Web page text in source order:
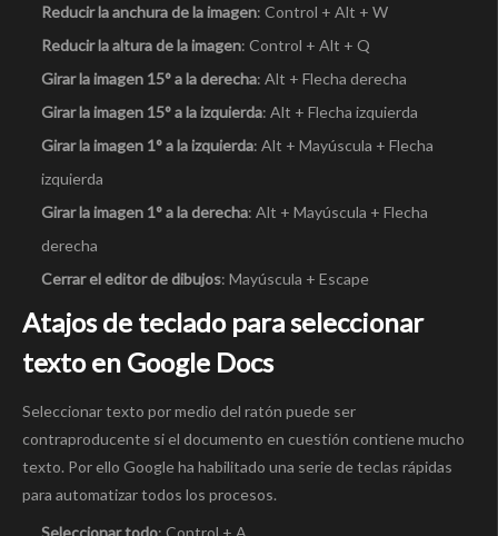
Reducir la anchura de la imagen: Control + Alt + W
Reducir la altura de la imagen: Control + Alt + Q
Girar la imagen 15° a la derecha: Alt + Flecha derecha
Girar la imagen 15° a la izquierda: Alt + Flecha izquierda
Girar la imagen 1° a la izquierda: Alt + Mayúscula + Flecha
izquierda
Girar la imagen 1° a la derecha: Alt + Mayúscula + Flecha
derecha
Cerrar el editor de dibujos: Mayúscula + Escape
Atajos de teclado para seleccionar
texto en Google Docs
Seleccionar texto por medio del ratón puede ser
contraproducente si el documento en cuestión contiene mucho
texto. Por ello Google ha habilitado una serie de teclas rápidas
para automatizar todos los procesos.
Seleccionar todo: Control + A